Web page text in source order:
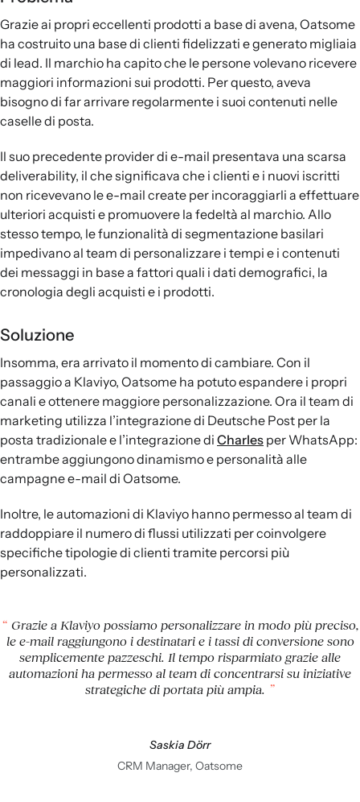
Grazie ai propri eccellenti prodotti a base di avena, Oatsome
ha costruito una base di clienti fidelizzati e generato migliaia
di lead. Il marchio ha capito che le persone volevano ricevere
maggiori informazioni sui prodotti. Per questo, aveva
bisogno di far arrivare regolarmente i suoi contenuti nelle
caselle di posta.
Il suo precedente provider di e-mail presentava una scarsa
deliverability, il che significava che i clienti e i nuovi iscritti
non ricevevano le e-mail create per incoraggiarli a effettuare
ulteriori acquisti e promuovere la fedeltà al marchio. Allo
stesso tempo, le funzionalità di segmentazione basilari
impedivano al team di personalizzare i tempi e i contenuti
dei messaggi in base a fattori quali i dati demografici, la
cronologia degli acquisti e i prodotti.
Soluzione
Insomma, era arrivato il momento di cambiare. Con il
passaggio a Klaviyo, Oatsome ha potuto espandere i propri
canali e ottenere maggiore personalizzazione. Ora il team di
marketing utilizza l’integrazione di Deutsche Post per la
posta tradizionale e l’integrazione di Charles per WhatsApp:
entrambe aggiungono dinamismo e personalità alle
campagne e-mail di Oatsome.
Inoltre, le automazioni di Klaviyo hanno permesso al team di
raddoppiare il numero di flussi utilizzati per coinvolgere
specifiche tipologie di clienti tramite percorsi più
personalizzati.
Grazie a Klaviyo possiamo personalizzare in modo più preciso,
le e-mail raggiungono i destinatari e i tassi di conversione sono
semplicemente pazzeschi. Il tempo risparmiato grazie alle
automazioni ha permesso al team di concentrarsi su iniziative
strategiche di portata più ampia.
Saskia Dörr
CRM Manager, Oatsome